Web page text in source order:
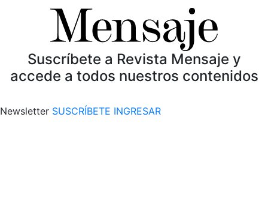
Suscríbete a Revista Mensaje y
accede a todos nuestros contenidos
Newsletter SUSCRÍBETE INGRESAR